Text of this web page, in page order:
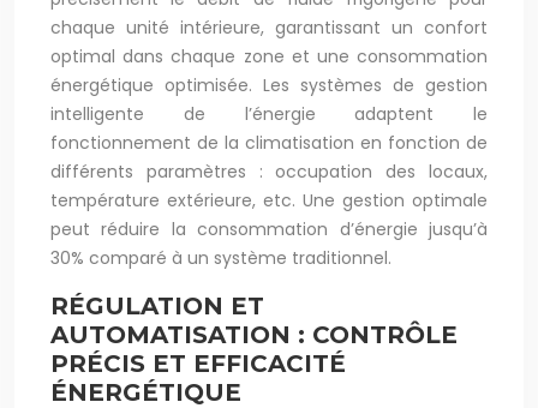
chaque unité intérieure, garantissant un confort
optimal dans chaque zone et une consommation
énergétique optimisée. Les systèmes de gestion
intelligente de l’énergie adaptent le
fonctionnement de la climatisation en fonction de
différents paramètres : occupation des locaux,
température extérieure, etc. Une gestion optimale
peut réduire la consommation d’énergie jusqu’à
30% comparé à un système traditionnel.
RÉGULATION ET
AUTOMATISATION : CONTRÔLE
PRÉCIS ET EFFICACITÉ
ÉNERGÉTIQUE